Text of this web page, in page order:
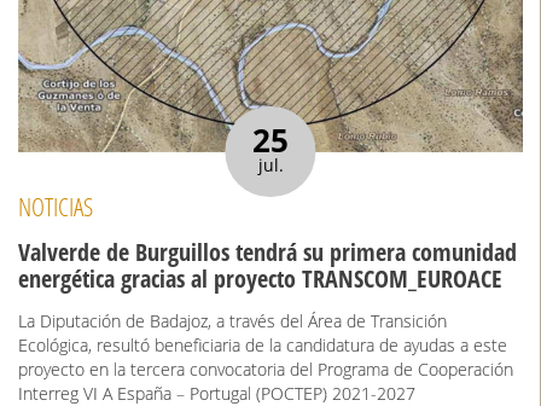
25
jul.
NOTICIAS
Valverde de Burguillos tendrá su primera comunidad
energética gracias al proyecto TRANSCOM_EUROACE
La Diputación de Badajoz, a través del Área de Transición
Ecológica, resultó beneficiaria de la candidatura de ayudas a este
proyecto en la tercera convocatoria del Programa de Cooperación
Interreg VI A España – Portugal (POCTEP) 2021-2027